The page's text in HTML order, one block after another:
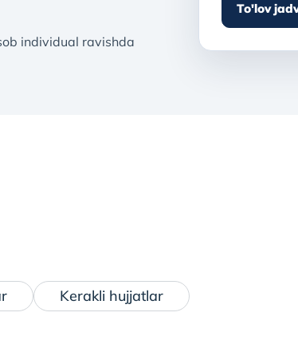
individual ravishda
To'lov
Kerakli hujjatlar